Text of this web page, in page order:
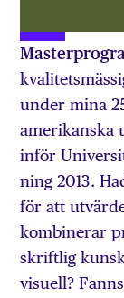
under mina
amerikanska
inför
ning 2013.
för att
kombinerar
skriftlig
visuell?